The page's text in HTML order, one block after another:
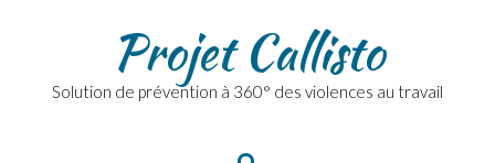
Projet Callisto
Solution de prévention à 360° des violences au travail